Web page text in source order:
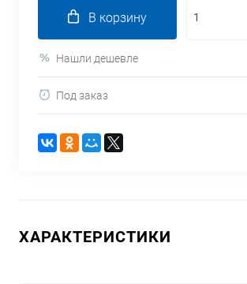
В корзину
Нашли дешевле
Под заказ
ХАРАКТЕРИСТИКИ